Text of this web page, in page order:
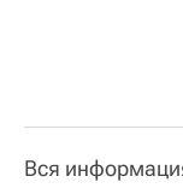
Вся